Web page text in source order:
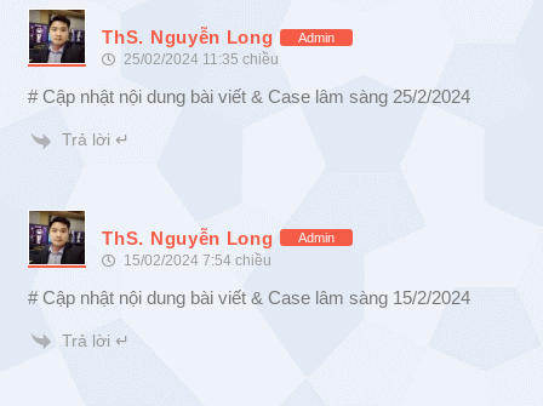
ThS. Nguyễn Long Admin
25/02/2024 11:35 chiều
# Cập nhật nội dung bài viết & Case lâm sàng 25/2/2024
Trả lời ↵
ThS. Nguyễn Long Admin
15/02/2024 7:54 chiều
# Cập nhật nội dung bài viết & Case lâm sàng 15/2/2024
Trả lời ↵